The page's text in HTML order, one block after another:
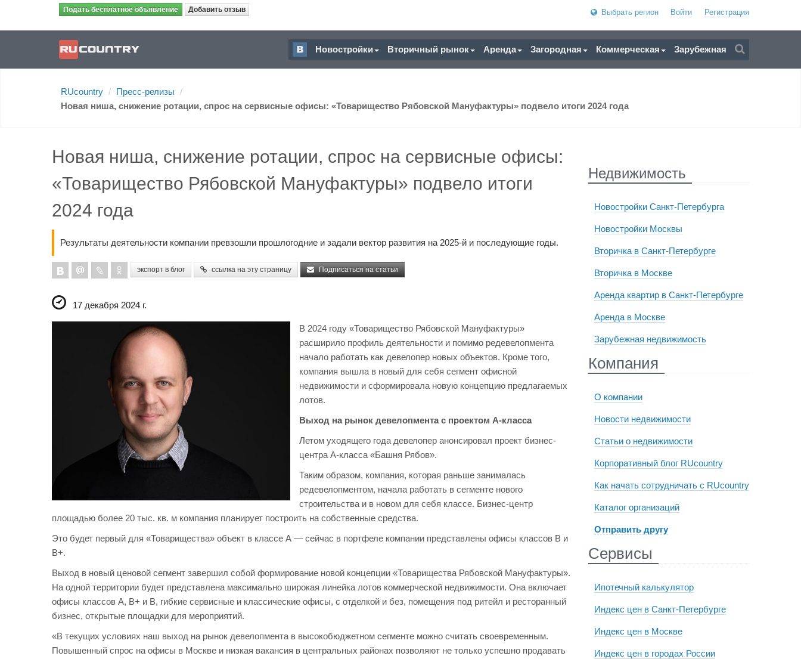
Подать бесплатное объявление Добавить отзыв Выбрать регион Войти Регистрация
Новостройки Вторичный рынок Аренда Загородная Коммерческая Зарубежная
RUcountry / Пресс-релизы /
Новая ниша, снижение ротации, спрос на сервисные офисы: «Товарищество Рябовской Мануфактуры» подвело итоги 2024 года
Новая ниша, снижение ротации, спрос на сервисные офисы:
«Товарищество Рябовской Мануфактуры» подвело итоги
2024 года
Результаты деятельности компании превзошли прошлогодние и задали вектор развития на 2025-й и последующие годы.
экспорт в блог ссылка на эту страницу Подписаться на статьи
17 декабря 2024 г.
В 2024 году «Товарищество Рябовской Мануфактуры»
расширило профиль деятельности и помимо редевелопмента
начало работать как девелопер новых объектов. Кроме того,
компания вышла в новый для себя сегмент офисной
недвижимости и сформировала новую концепцию предлагаемых
лотов.
Выход на рынок девелопмента с проектом А-класса
Летом уходящего года девелопер анонсировал проект бизнес-
центра А-класса «Башня Рябов».
Таким образом, компания, которая раньше занималась
редевелопментом, начала работать в сегменте нового
строительства и в новом для себя классе. Бизнес-центр
площадью более 20 тыс. кв. м компания планирует построить на собственные средства.
Это будет первый для «Товарищества» объект в классе А — сейчас в портфеле компании представлены офисы классов В и
В+.
Выход в новый ценовой сегмент завершил собой формирование новой концепции «Товарищества Рябовской Мануфактуры».
На одной территории будет представлена максимально широкая линейка лотов коммерческой недвижимости. Она включает
офисы классов А, В+ и В, гибкие сервисные и классические офисы, с отделкой и без, помещения под ритейл и ресторанный
бизнес, открытые площадки для мероприятий.
«В текущих условиях наш выход на рынок девелопмента в высокобюджетном сегменте можно считать своевременным.
Повышенный спрос на офисы в Москве и низкая вакансия в центральных районах позволяют не только успешно продавать
Недвижимость
Новостройки Санкт-Петербурга
Новостройки Москвы
Вторичка в Санкт-Петербурге
Вторичка в Москве
Аренда квартир в Санкт-Петербурге
Аренда в Москве
Зарубежная недвижимость
Компания
О компании
Новости недвижимости
Статьи о недвижимости
Корпоративный блог RUcountry
Как начать сотрудничать с RUcountry
Каталог организаций
Отправить другу
Сервисы
Ипотечный калькулятор
Индекс цен в Санкт-Петербурге
Индекс цен в Москве
Индекс цен в городах России